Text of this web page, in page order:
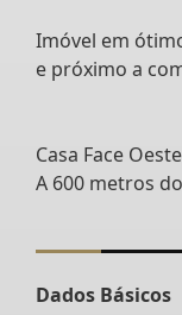
Imóvel em
e próximo a
Casa Face Oeste
A 600 metros
Dados Básicos